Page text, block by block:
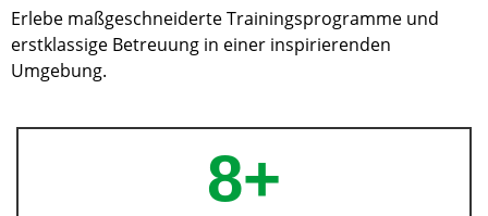
Erlebe maßgeschneiderte Trainingsprogramme und
erstklassige Betreuung in einer inspirierenden
Umgebung.
8+